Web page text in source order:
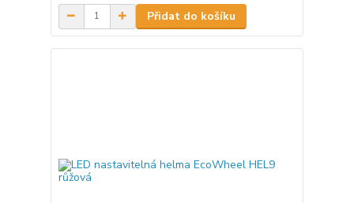
Přidat do košíku